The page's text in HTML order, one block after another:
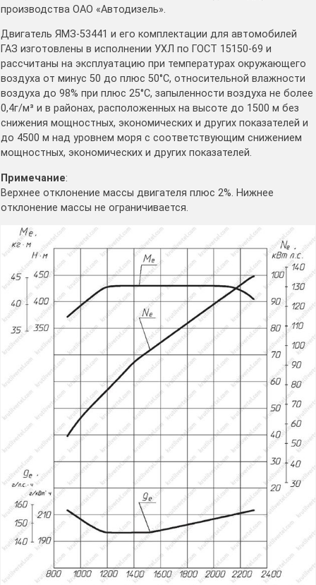
производства ОАО «Автодизель».
Двигатель ЯМЗ-53441 и его комплектации для автомобилей
ГАЗ изготовлены в исполнении УХЛ по ГОСТ 15150-69 и
рассчитаны на эксплуатацию при температурах окружающего
воздуха от минус 50 до плюс 50°C, относительной влажности
воздуха до 98% при плюс 25°С, запыленности воздуха не более
0,4г/м³ и в районах, расположенных на высоте до 1500 м без
снижения мощностных, экономических и других показателей и
до 4500 м над уровнем моря с соответствующим снижением
мощностных, экономических и других показателей.
Примечание:
Верхнее отклонение массы двигателя плюс 2%. Нижнее
отклонение массы не ограничивается.